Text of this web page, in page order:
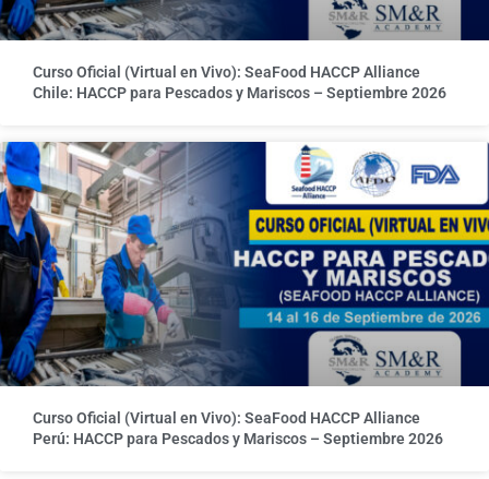
Curso Oficial (Virtual en Vivo): SeaFood HACCP Alliance
Chile: HACCP para Pescados y Mariscos – Septiembre 2026
Curso Oficial (Virtual en Vivo): SeaFood HACCP Alliance
Perú: HACCP para Pescados y Mariscos – Septiembre 2026